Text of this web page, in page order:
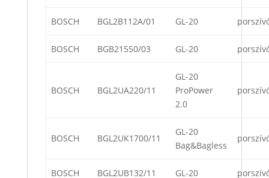
BOSCH BGL2B112A/01 GL-20
BOSCH BGB21550/03 GL-20
BOSCH BGL2UA220/11
GL-20
ProPower
2.0
BOSCH BGL2UK1700/11
GL-20
Bag&Bagless
BOSCH BGL2UB132/11 GL-20